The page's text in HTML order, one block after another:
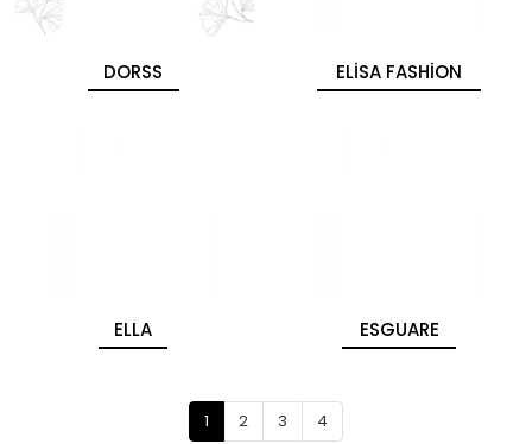
DORSS ELİSA FASHİON
ELLA ESGUARE
1 2 3 4